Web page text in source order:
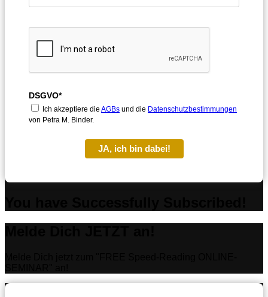
DSGVO*
Ich akzeptiere die AGBs und die Datenschutzbestimmungen
von Petra M. Binder.
JA, ich bin dabei!